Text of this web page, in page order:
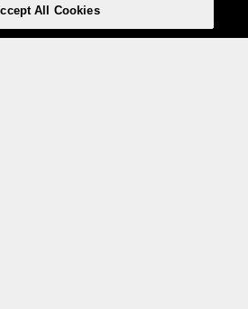
All Cookies